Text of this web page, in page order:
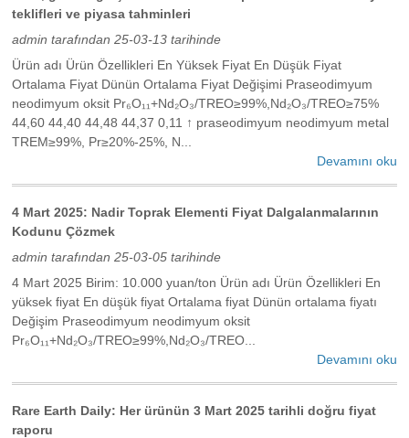
teklifleri ve piyasa tahminleri
admin tarafından 25-03-13 tarihinde
Ürün adı Ürün Özellikleri En Yüksek Fiyat En Düşük Fiyat
Ortalama Fiyat Dünün Ortalama Fiyat Değişimi Praseodimyum
neodimyum oksit Pr₆O₁₁+Nd₂O₃/TREO≥99%,Nd₂O₃/TREO≥75%
44,60 44,40 44,48 44,37 0,11 ↑ praseodimyum neodimyum metal
TREM≥99%, Pr≥20%-25%, N...
Devamını oku
4 Mart 2025: Nadir Toprak Elementi Fiyat Dalgalanmalarının
Kodunu Çözmek
admin tarafından 25-03-05 tarihinde
4 Mart 2025 Birim: 10.000 yuan/ton Ürün adı Ürün Özellikleri En
yüksek fiyat En düşük fiyat Ortalama fiyat Dünün ortalama fiyatı
Değişim Praseodimyum neodimyum oksit
Pr₆O₁₁+Nd₂O₃/TREO≥99%,Nd₂O₃/TREO...
Devamını oku
Rare Earth Daily: Her ürünün 3 Mart 2025 tarihli doğru fiyat
raporu